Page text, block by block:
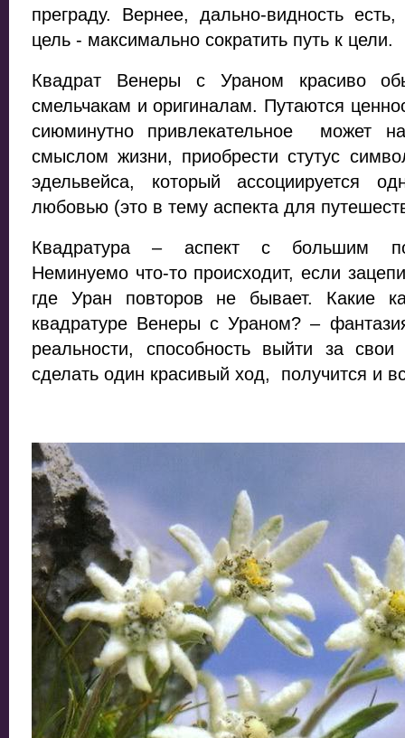
преграду. Вернее, дально-видность
цель - максимально сократить путь к цели.
Квадрат Венеры с Ураном красиво
смельчакам и оригиналам. Путаются
сиюминутно привлекательное может
смыслом жизни, приобрести стутус
эдельвейса, который ассоциируется
любовью (это в тему аспекта для
Квадратура – аспект с большим
Неминуемо что-то происходит, если
где Уран повторов не бывает. Какие
квадратуре Венеры с Ураном? –
реальности, способность выйти за
сделать один красивый ход, получится и